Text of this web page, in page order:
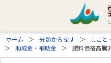
ホーム 分類から探す しごと
助成金・補助金
肥料価格高騰